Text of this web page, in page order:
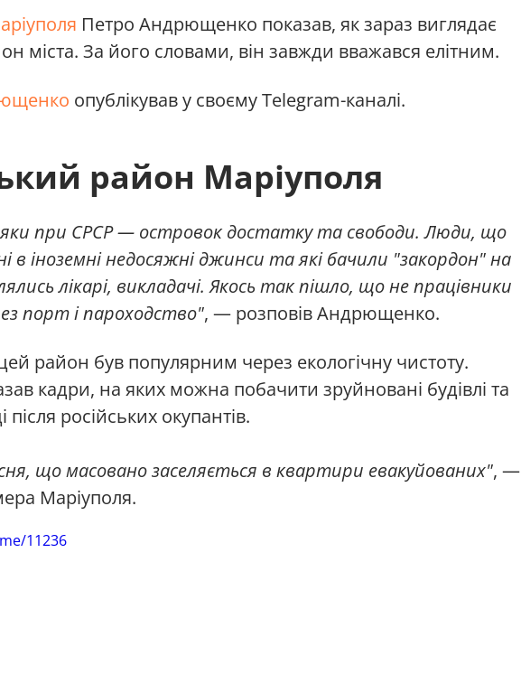
Петро Андрющенко показав, як зараз виглядає
міста. За його словами, він завжди вважався елітним.
опублікував у своєму Telegram-каналі.
район Маріуполя
при СРСР — островок достатку та свободи. Люди, що
в іноземні недосяжні джинси та які бачили "закордон" на
лікарі, викладачі. Якось так пішло, що не працівники
порт і пароходство", — розповів Андрющенко.
район був популярним через екологічну чистоту.
кадри, на яких можна побачити зруйновані будівлі та
російських окупантів.
що масовано заселяється в квартири евакуйованих", —
Маріуполя.
11236